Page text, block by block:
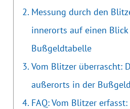
Messung durch den
innerorts auf einen
Bußgeldtabelle
Vom Blitzer überrascht:
außerorts in der
FAQ: Vom Blitzer